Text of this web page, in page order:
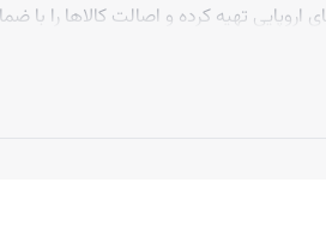
اروپایی تهیه کرده و اصالت کالاها را با
برتر جهانی برخوردارند، تا بتوانید با